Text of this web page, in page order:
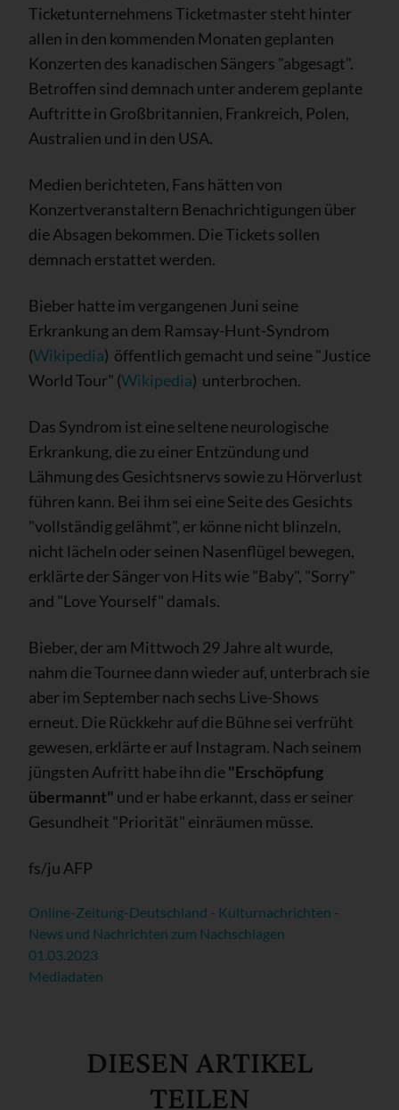
Ticketunternehmens Ticketmaster steht hinter
allen in den kommenden Monaten geplanten
Konzerten des kanadischen Sängers "abgesagt".
Betroffen sind demnach unter anderem geplante
Auftritte in Großbritannien, Frankreich, Polen,
Australien und in den USA.
Medien berichteten, Fans hätten von
Konzertveranstaltern Benachrichtigungen über
die Absagen bekommen. Die Tickets sollen
demnach erstattet werden.
Bieber hatte im vergangenen Juni seine
Erkrankung an dem Ramsay-Hunt-Syndrom
(Wikipedia) öffentlich gemacht und seine "Justice
World Tour" (Wikipedia) unterbrochen.
Das Syndrom ist eine seltene neurologische
Erkrankung, die zu einer Entzündung und
Lähmung des Gesichtsnervs sowie zu Hörverlust
führen kann. Bei ihm sei eine Seite des Gesichts
"vollständig gelähmt", er könne nicht blinzeln,
nicht lächeln oder seinen Nasenflügel bewegen,
erklärte der Sänger von Hits wie "Baby", "Sorry"
and "Love Yourself" damals.
Bieber, der am Mittwoch 29 Jahre alt wurde,
nahm die Tournee dann wieder auf, unterbrach sie
aber im September nach sechs Live-Shows
erneut. Die Rückkehr auf die Bühne sei verfrüht
gewesen, erklärte er auf Instagram. Nach seinem
jüngsten Aufritt habe ihn die"Erschöpfung
übermannt" und er habe erkannt, dass er seiner
Gesundheit "Priorität" einräumen müsse.
fs/ju AFP
Online-Zeitung-Deutschland - Kulturnachrichten -
News und Nachrichten zum Nachschlagen
01.03.2023
Mediadaten
DIESEN ARTIKEL
TEILEN